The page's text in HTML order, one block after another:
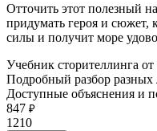
Отточить этот полезный
придумать героя и сюжет,
силы и получит море
Учебник сторителлинга
Подробный разбор разных
Доступные объяснения и
847 ₽
1210